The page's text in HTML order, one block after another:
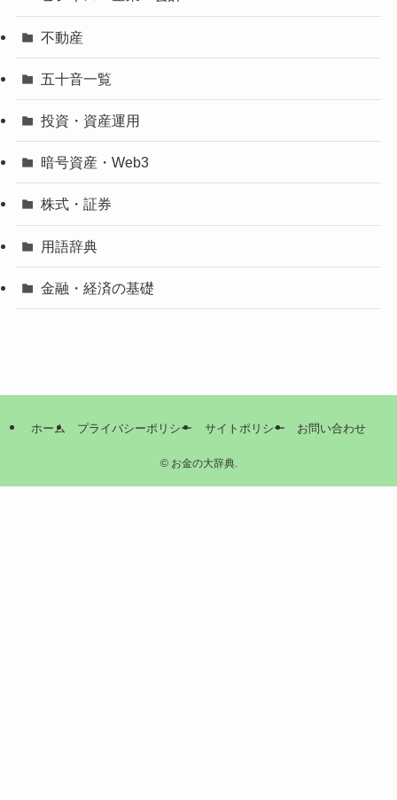
不動産
五十音一覧
投資・資産運用
暗号資産・Web3
株式・証券
用語辞典
金融・経済の基礎
ホーム プライバシーポリシー サイトポリシー お問い合わせ
©お金の大辞典.